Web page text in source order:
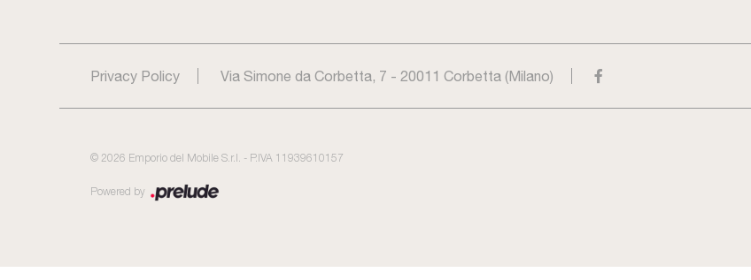
Privacy Policy Via Simone da Corbetta, 7 - 20011 Corbetta (Milano)
© 2026 Emporio del Mobile S.r.l. - P.IVA 11939610157
Powered by